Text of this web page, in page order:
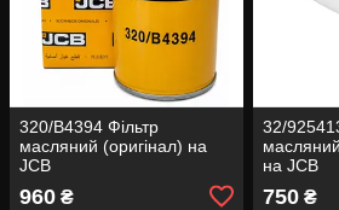
320/B4394 Фільтр
масляний (оригінал) на
JCB
960 ₴
32/
на JCB
750₴